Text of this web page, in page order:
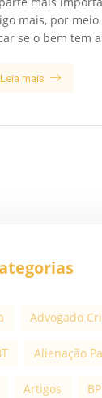
mais, por
se o bem tem
Leia mais
Advogado
Alienação
Artigos